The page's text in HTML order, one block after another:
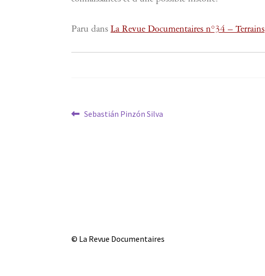
Paru dansLa Revue Documentaires n°34 – Terrains
Navigation
Article
Sebastián Pinzón Silva
© La Revue Documentaires